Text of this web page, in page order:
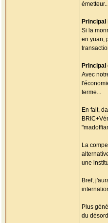
Si la
en yuan,
Avec
terme...
En fait,
La
une
Bref,
Plus
du